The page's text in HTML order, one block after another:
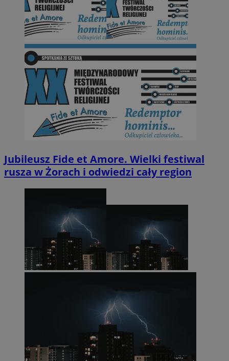
Jubileusz Fide et Amore. Wielki festiwal
rusza w Żorach i odwiedzi cały region